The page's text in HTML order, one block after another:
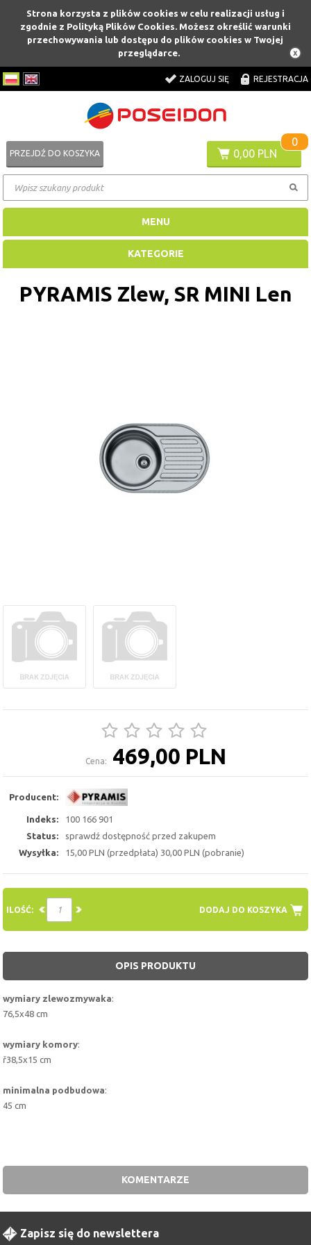
Strona korzysta z plików cookies w celu realizacji usług i
zgodnie z Polityką Plików Cookies. Możesz określić warunki
przechowywania lub dostępu do plików cookies w Twojej
przeglądarce.
ZALOGUJ SIĘ REJESTRACJA
0,00 PLN
0
PRZEJDŹ DO KOSZYKA
MENU
KATEGORIE
PYRAMIS Zlew, SR MINI Len
Cena: 469,00 PLN
Producent:
Indeks:
100 166 901
Status:
sprawdź dostępność przed zakupem
Wysyłka:
15,00 PLN (przedpłata) 30,00 PLN (pobranie)
DODAJ DO KOSZYKA
ILOŚĆ:
OPIS PRODUKTU
wymiary zlewozmywaka:
76,5x48 cm
wymiary komory:
ř38,5x15 cm
minimalna podbudowa:
45 cm
KOMENTARZE
Zapisz się do newslettera